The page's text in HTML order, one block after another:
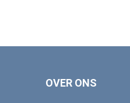
OVER ONS